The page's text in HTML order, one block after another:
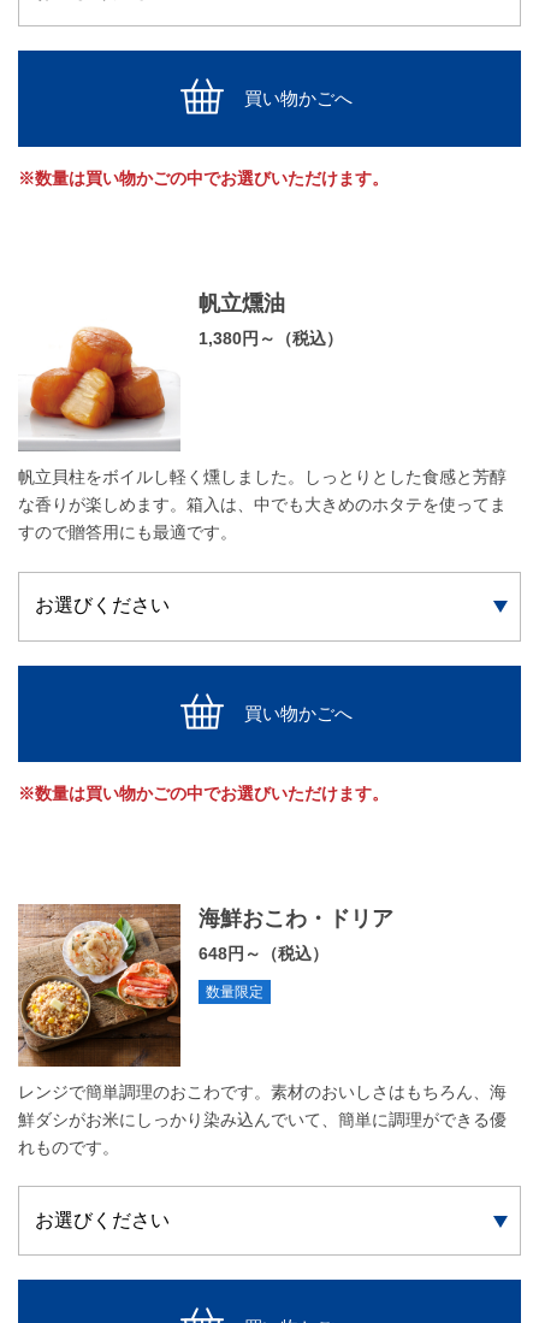
買い物かごへ
※数量は買い物かごの中でお選びいただけます。
帆立燻油
1,380円～（税込）
帆立貝柱をボイルし軽く燻しました。しっとりとした食感と芳醇
な香りが楽しめます。箱入は、中でも大きめのホタテを使ってま
すので贈答用にも最適です。
買い物かごへ
※数量は買い物かごの中でお選びいただけます。
海鮮おこわ・ドリア
648円～（税込）
数量限定
レンジで簡単調理のおこわです。素材のおいしさはもちろん、海
鮮ダシがお米にしっかり染み込んでいて、簡単に調理ができる優
れものです。